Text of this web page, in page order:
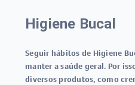
Higiene Bucal
Seguir hábitos de Higiene
manter a saúde geral. Por
diversos produtos, como